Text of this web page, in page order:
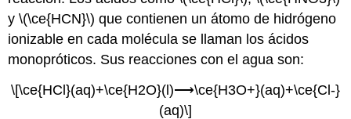
y \(\ce{HCN}\) que contienen un átomo de hidrógeno
ionizable en cada molécula se llaman los ácidos
monopróticos. Sus reacciones con el agua son:
\[\ce{HCl}(aq)+\ce{H2O}(l)⟶\ce{H3O+}(aq)+\ce{Cl-}
(aq)\]